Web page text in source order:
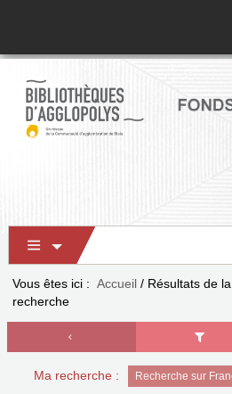
Vous êtes ici : Accueil / Résultats de la
recherche
Ma recherche : Recherche sur